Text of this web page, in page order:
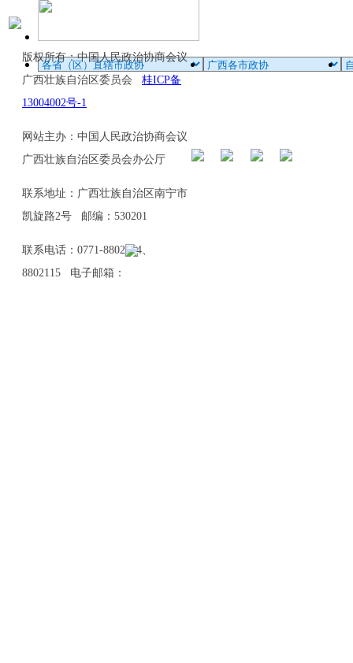
版权所有：中国人民政治协商会议
广西壮族自治区委员会 桂ICP备
13004002号-1
网站主办：中国人民政治协商会议
广西壮族自治区委员会办公厅
联系地址：广西壮族自治区南宁市
凯旋路2号 邮编：530201
联系电话：0771-8802114、
8802115 电子邮箱：